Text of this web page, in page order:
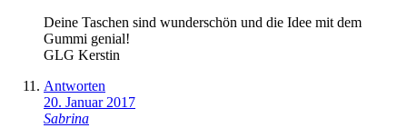
Deine Taschen sind wunderschön und die Idee mit dem
Gummi genial!
GLG Kerstin
Antworten
20. Januar 2017
Sabrina